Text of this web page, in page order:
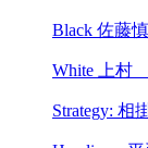
Black 佐藤
White 上村
Strategy: 相